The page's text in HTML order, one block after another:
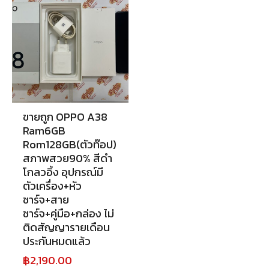
ขายถูก OPPO A38
Ram6GB
Rom128GB(ตัวท๊อป)
สภาพสวย90% สีดำ
โกลวอิ้ง อุปกรณ์มี
ตัวเครื่อง+หัว
ชาร์จ+สาย
ชาร์จ+คู่มือ+กล่อง ไม่
ติดสัญญารายเดือน
ประกันหมดแล้ว
฿2,190.00